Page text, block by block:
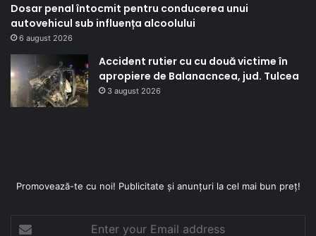
Dosar penal întocmit pentru conducerea unui
autovehicul sub influența alcoolului
6 august 2026
Accident rutier cu cu două victime în
apropiere de Balanacncea, jud. Tulcea
3 august 2026
Promovează-te cu noi! Publicitate și anunțuri la cel mai bun preț!